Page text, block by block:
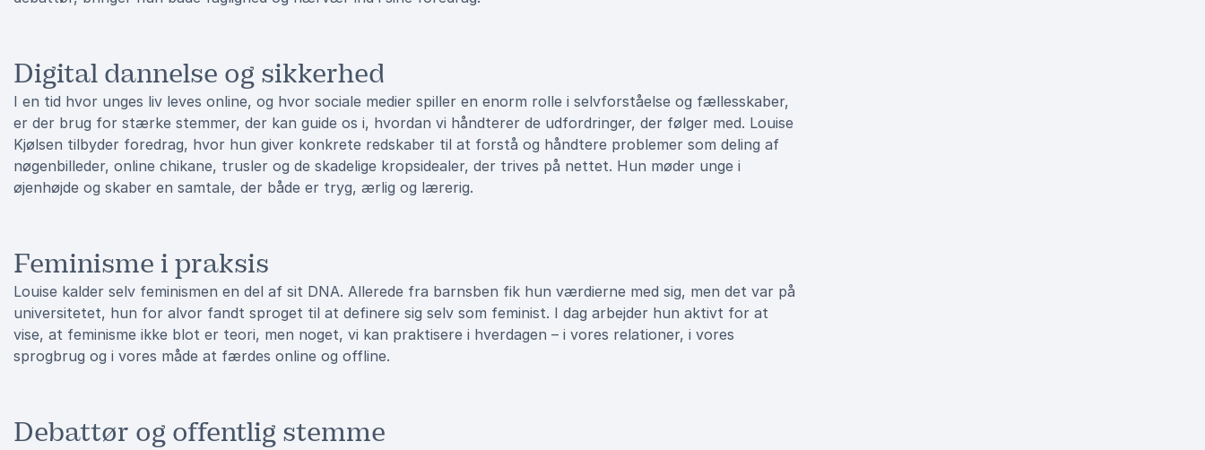
Digital dannelse og sikkerhed
I en tid hvor unges liv leves online, og hvor sociale medier spiller en enorm rolle i selvforståelse og fællesskaber,
er der brug for stærke stemmer, der kan guide os i, hvordan vi håndterer de udfordringer, der følger med. Louise
Kjølsen tilbyder foredrag, hvor hun giver konkrete redskaber til at forstå og håndtere problemer som deling af
nøgenbilleder, online chikane, trusler og de skadelige kropsidealer, der trives på nettet. Hun møder unge i
øjenhøjde og skaber en samtale, der både er tryg, ærlig og lærerig.
Feminisme i praksis
Louise kalder selv feminismen en del af sit DNA. Allerede fra barnsben fik hun værdierne med sig, men det var på
universitetet, hun for alvor fandt sproget til at definere sig selv som feminist. I dag arbejder hun aktivt for at
vise, at feminisme ikke blot er teori, men noget, vi kan praktisere i hverdagen – i vores relationer, i vores
sprogbrug og i vores måde at færdes online og offline.
Debattør og offentlig stemme